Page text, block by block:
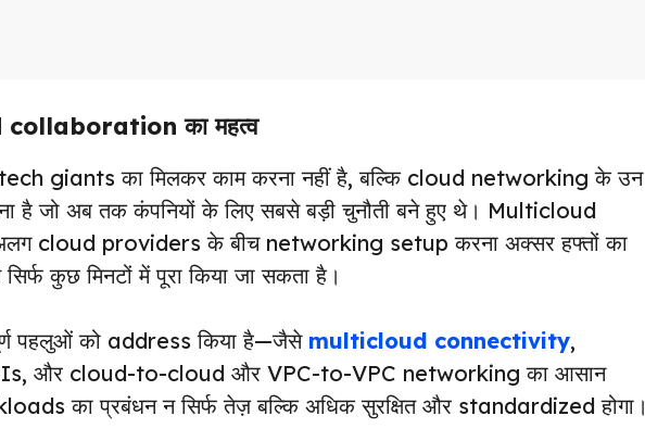
का महत्व
giants का मिलकर काम करना नहीं है, बल्कि cloud networking के उन
है जो अब तक कंपनियों के लिए सबसे बड़ी चुनौती बने हुए थे। Multicloud
cloud providers के बीच networking setup करना अक्सर हफ्तों का
कुछ मिनटों में पूरा किया जा सकता है।
पहलुओं को address किया है—जैसे multicloud connectivity,
और cloud-to-cloud और VPC-to-VPC networking का आसान
का प्रबंधन न सिर्फ तेज़ बल्कि अधिक सुरक्षित और standardized होगा।